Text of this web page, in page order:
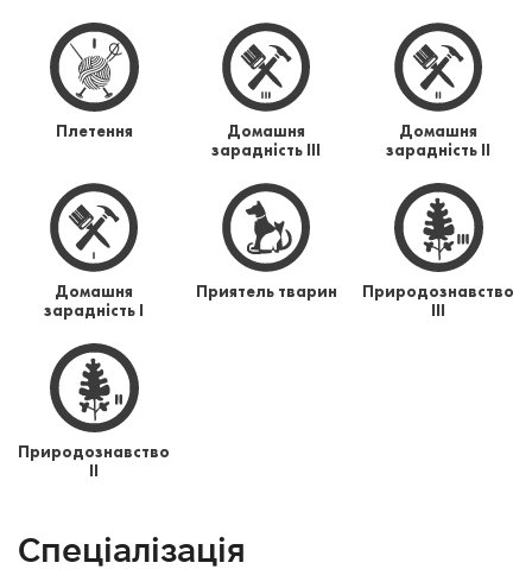
Плетення
Домашня
зарадність ІІІ
Домашня
зарадність ІІ
Домашня
зарадність І
Приятель тварин
Природознавство
ІІІ
Природознавство
ІІ
Спеціалізація